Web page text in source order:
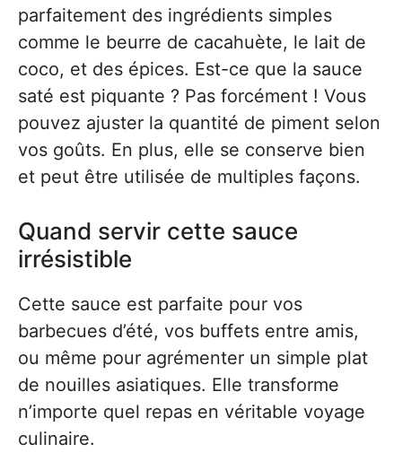
parfaitement des ingrédients simples
comme le beurre de cacahuète, le lait de
coco, et des épices. Est-ce que la sauce
saté est piquante ? Pas forcément ! Vous
pouvez ajuster la quantité de piment selon
vos goûts. En plus, elle se conserve bien
et peut être utilisée de multiples façons.
Quand servir cette sauce
irrésistible
Cette sauce est parfaite pour vos
barbecues d’été, vos buffets entre amis,
ou même pour agrémenter un simple plat
de nouilles asiatiques. Elle transforme
n’importe quel repas en véritable voyage
culinaire.